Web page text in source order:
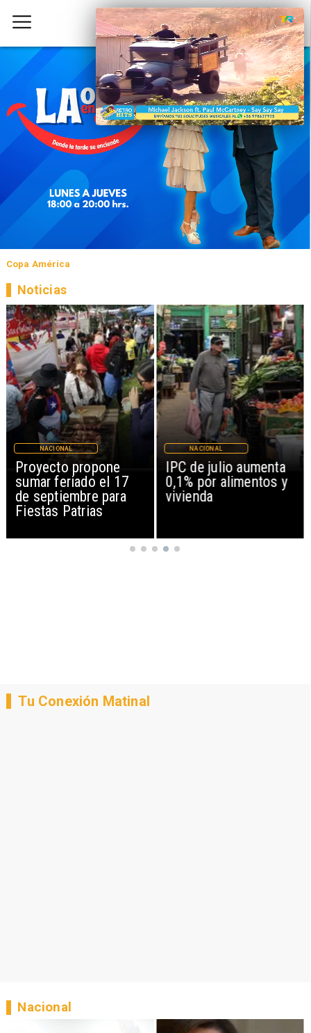
Copa América
IPC de julio aumenta
0,1% por alimentos y
vivienda
NACIONAL
Joaquín Lavín León
sale en silencio tras
revocación de medida
NACIONAL
Noticias
Tu Conexión Matinal
Nacional